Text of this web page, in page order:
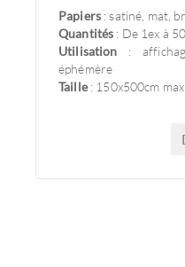
Papiers : satiné, mat,
Quantités : De 1ex à
Utilisation :
éphémère
Taille: 150x500cm